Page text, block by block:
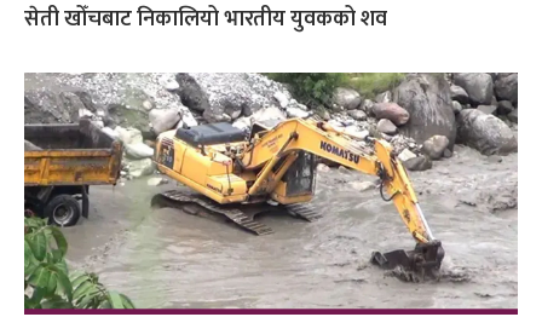
सेती खोँचबाट निकालियो भारतीय युवकको शव